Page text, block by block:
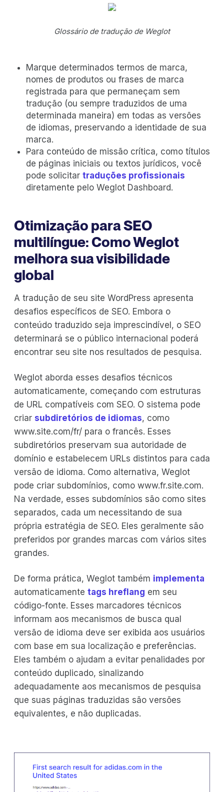
Glossário de tradução de Weglot
Marque determinados termos de marca,
nomes de produtos ou frases de marca
registrada para que permaneçam sem
tradução (ou sempre traduzidos de uma
determinada maneira) em todas as versões
de idiomas, preservando a identidade de sua
marca.
Para conteúdo de missão crítica, como títulos
de páginas iniciais ou textos jurídicos, você
pode solicitar traduções profissionais
diretamente pelo Weglot Dashboard.
Otimização para SEO
multilíngue: Como Weglot
melhora sua visibilidade
global
A tradução de seu site WordPress apresenta
desafios específicos de SEO. Embora o
conteúdo traduzido seja imprescindível, o SEO
determinará se o público internacional poderá
encontrar seu site nos resultados de pesquisa.
Weglot aborda esses desafios técnicos
automaticamente, começando com estruturas
de URL compatíveis com SEO. O sistema pode
criar subdiretórios de idiomas, como
www.site.com/fr/ para o francês. Esses
subdiretórios preservam sua autoridade de
domínio e estabelecem URLs distintos para cada
versão de idioma. Como alternativa, Weglot
pode criar subdomínios, como www.fr.site.com.
Na verdade, esses subdomínios são como sites
separados, cada um necessitando de sua
própria estratégia de SEO. Eles geralmente são
preferidos por grandes marcas com vários sites
grandes.
De forma prática, Weglot também implementa
automaticamente tags hreflang em seu
código-fonte. Esses marcadores técnicos
informam aos mecanismos de busca qual
versão de idioma deve ser exibida aos usuários
com base em sua localização e preferências.
Eles também o ajudam a evitar penalidades por
conteúdo duplicado, sinalizando
adequadamente aos mecanismos de pesquisa
que suas páginas traduzidas são versões
equivalentes, e não duplicadas.